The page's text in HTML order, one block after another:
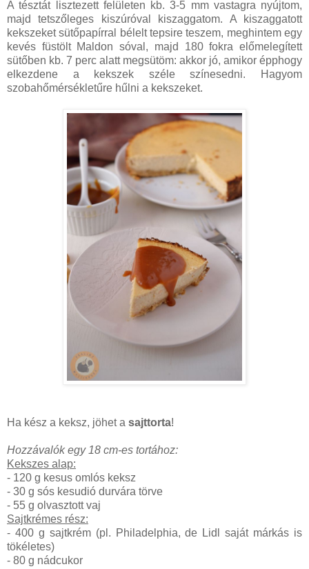
A tésztát lisztezett felületen kb. 3-5 mm vastagra nyújtom,
majd tetszőleges kiszúróval kiszaggatom. A kiszaggatott
kekszeket sütőpapírral bélelt tepsire teszem, meghintem egy
kevés füstölt Maldon sóval, majd 180 fokra előmelegített
sütőben kb. 7 perc alatt megsütöm: akkor jó, amikor épphogy
elkezdene a kekszek széle színesedni. Hagyom
szobahőmérsékletűre hűlni a kekszeket.
Ha kész a keksz, jöhet a sajttorta!
Hozzávalók egy 18 cm-es tortához:
Kekszes alap:
- 120 g kesus omlós keksz
- 30 g sós kesudió durvára törve
- 55 g olvasztott vaj
Sajtkrémes rész:
- 400 g sajtkrém (pl. Philadelphia, de Lidl saját márkás is
tökéletes)
- 80 g nádcukor